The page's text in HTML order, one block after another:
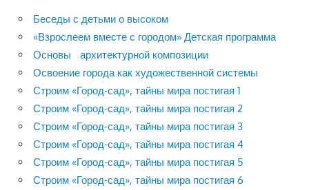
Беседы с детьми о высоком
«Взрослеем вместе с городом» Детская программа
Основы архитектурной композиции
Освоение города как художественной системы
Строим «Город-сад», тайны мира постигая 1
Строим «Город-сад», тайны мира постигая 2
Строим «Город-сад», тайны мира постигая 3
Строим «Город-сад», тайны мира постигая 4
Строим «Город-сад», тайны мира постигая 5
Строим «Город-сад», тайны мира постигая 6